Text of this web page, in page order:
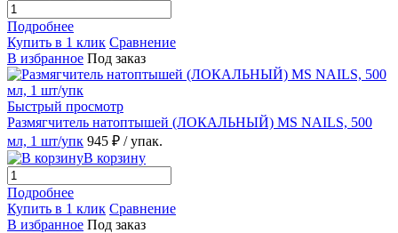
Подробнее
Купить в 1 клик Сравнение
В избранное Под заказ
Быстрый просмотр
Размягчитель натоптышей (ЛОКАЛЬНЫЙ) MS NAILS, 500
мл, 1 шт/упк 945 ₽ / упак.
В корзину
Подробнее
Купить в 1 клик Сравнение
В избранное Под заказ